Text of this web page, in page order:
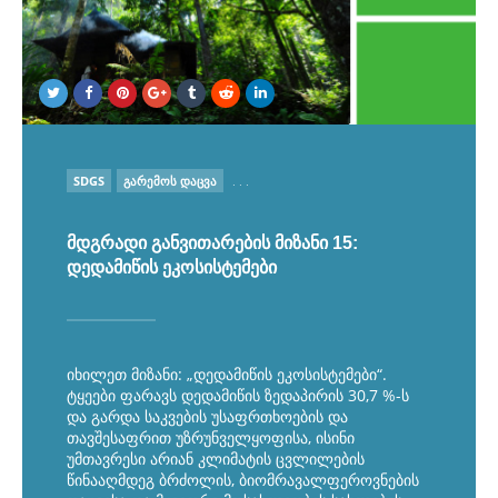
POSTED
IN
SDGS ᲒᲐᲠᲔᲛᲝᲡ ᲓᲐᲪᲕᲐ
მდგრადი განვითარების მიზანი 15:
დედამიწის ეკოსისტემები
იხილეთ მიზანი: „დედამიწის ეკოსისტემები“.
ტყეები ფარავს დედამიწის ზედაპირის 30,7 %-ს
და გარდა საკვების უსაფრთხოების და
თავშესაფრით უზრუნველყოფისა, ისინი
უმთავრესი არიან კლიმატის ცვლილების
წინააღმდეგ ბრძოლის, ბიომრავალფეროვნების